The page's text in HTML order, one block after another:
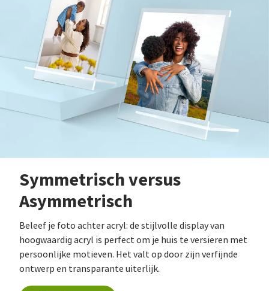
Symmetrisch versus
Asymmetrisch
Beleef je foto achter acryl: de stijlvolle display van
hoogwaardig acryl is perfect om je huis te versieren met
persoonlijke motieven. Het valt op door zijn verfijnde
ontwerp en transparante uiterlijk.